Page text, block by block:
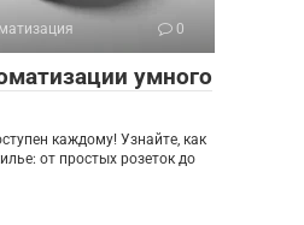
0
умного
каждому! Узнайте, как
от простых розеток до